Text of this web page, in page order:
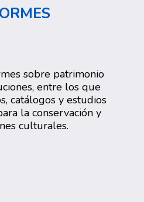
sobre patrimonio
entre los que
catálogos y estudios
la conservación y
culturales.